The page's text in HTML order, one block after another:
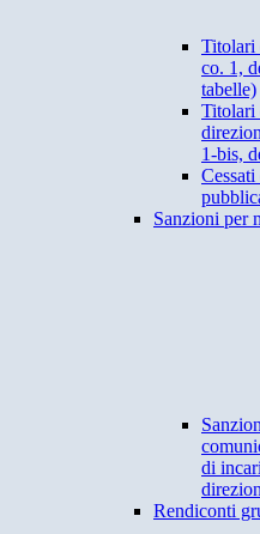
Titolari
co. 1,
tabelle)
Titolari
1-bis,
Sanzioni per
di
Rendiconti